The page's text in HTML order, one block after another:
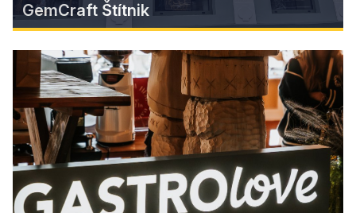
GemCraft Štítnik
GemCraft Štítnik
Ponorte sa do sveta skla, hliny a dreva v
GemCraft – Centre gemerského remesla v
Štítniku. Zažite na vlastnej koži, ako sa rodia
ručne fúkané vianočné ozdoby, keramické